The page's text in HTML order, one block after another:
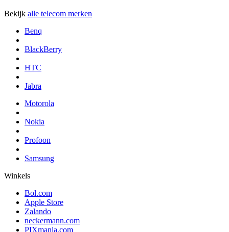
Bekijk alle telecom merken
Benq
BlackBerry
HTC
Jabra
Motorola
Nokia
Profoon
Samsung
Winkels
Bol.com
Apple Store
Zalando
neckermann.com
PIXmania.com